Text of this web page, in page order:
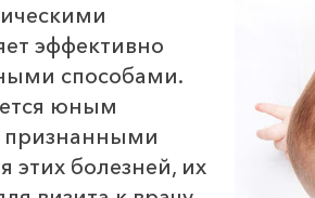
эффективно
способами.
юным
признанными
этих болезней, их